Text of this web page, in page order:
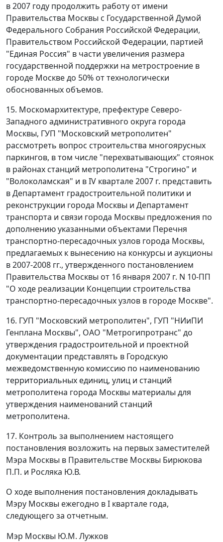
в 2007 году продолжить работу от имени
Правительства Москвы с Государственной Думой
Федерального Собрания Российской Федерации,
Правительством Российской Федерации, партией
"Единая Россия" в части увеличения размера
государственной поддержки на метростроение в
городе Москве до 50% от технологически
обоснованных объемов.
15. Москомархитектуре, префектуре Северо-
Западного административного округа города
Москвы, ГУП "Московский метрополитен"
рассмотреть вопрос строительства многоярусных
паркингов, в том числе "перехватывающих" стоянок
в районах станций метрополитена "Строгино" и
"Волоколамская" и в IV квартале 2007 г. представить
в Департамент градостроительной политики и
реконструкции города Москвы и Департамент
транспорта и связи города Москвы предложения по
дополнению указанными объектами Перечня
транспортно-пересадочных узлов города Москвы,
предлагаемых к вынесению на конкурсы и аукционы
в 2007-2008 гг., утвержденного постановлением
Правительства Москвы от 16 января 2007 г. N 10-ПП
"О ходе реализации Концепции строительства
транспортно-пересадочных узлов в городе Москве".
16. ГУП "Московский метрополитен", ГУП "НИиПИ
Генплана Москвы", ОАО "Метрогипротранс" до
утверждения градостроительной и проектной
документации представлять в Городскую
межведомственную комиссию по наименованию
территориальных единиц, улиц и станций
метрополитена города Москвы материалы для
утверждения наименований станций
метрополитена.
17. Контроль за выполнением настоящего
постановления возложить на первых заместителей
Мэра Москвы в Правительстве Москвы Бирюкова
П.П. и Росляка Ю.В.
О ходе выполнения постановления докладывать
Мэру Москвы ежегодно в I квартале года,
следующего за отчетным.
Мэр Москвы Ю.М. Лужков